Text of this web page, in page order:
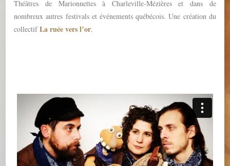
Théâtres de Marionnettes à Charleville-Mézières et dans de
nombreux autres festivals et événements québécois. Une création du
collectifLa ruée vers l’or.